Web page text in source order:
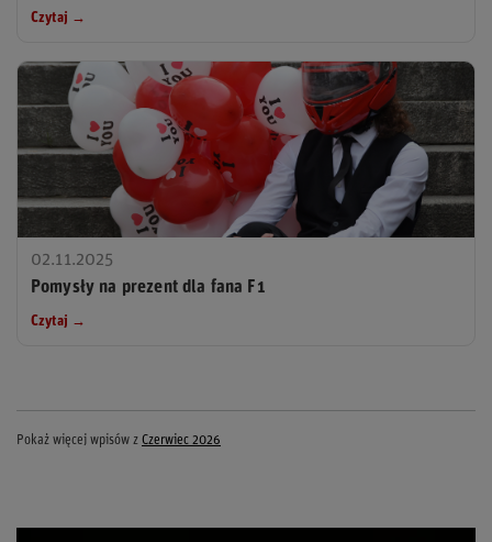
Czytaj →
02.11.2025
Pomysły na prezent dla fana F1
Czytaj →
Pokaż więcej wpisów z Czerwiec 2026